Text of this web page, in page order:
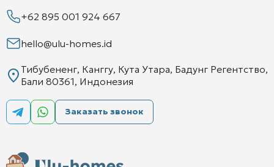
+62 895 001 924 667
hello@ulu-homes.id
Тибубененг, Канггу, Кута Утара, Бадунг Регентство,
Бали 80361, Индонезия
Заказать звонок